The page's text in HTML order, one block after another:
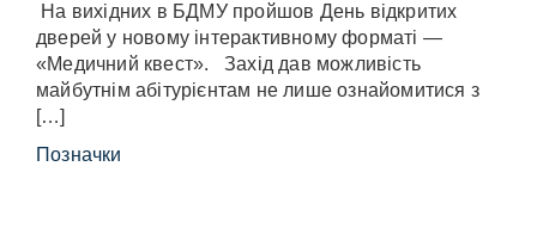
На вихідних в БДМУ пройшов День відкритих
дверей у новому інтерактивному форматі —
«Медичний квест». Захід дав можливість
майбутнім абітурієнтам не лише ознайомитися з
[…]
Позначки